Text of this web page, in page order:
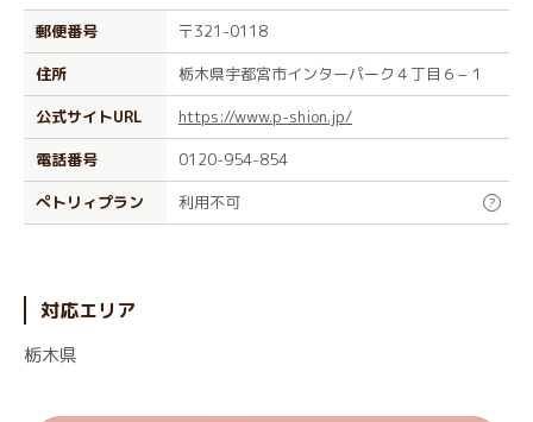
郵便番号
〒321-0118
住所
栃木県宇都宮市インターパーク４丁目６−１
公式サイトURL
https://www.p-shion.jp/
電話番号
0120-954-854
ぺトリィプラン
利用不可 ?
対応エリア
栃木県